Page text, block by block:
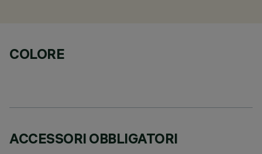
COLORE
ACCESSORI OBBLIGATORI